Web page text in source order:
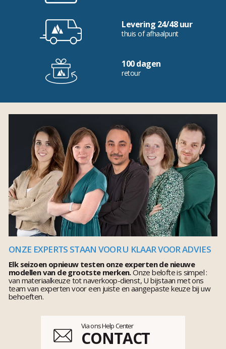
Levering 24/48 uur
thuis of afhaalpunt
100 dagen
retour
ONZE EXPERTS STAAN VOOR U KLAAR VOOR ADVIES
Elk seizoen opnieuw testen onze experten de nieuwe
modellen van de grootste merken.Onze belofte is simpel :
van materiaalkeuze tot naverkoop-dienst, U bijstaan met ons
team van experten voor een juiste en aangepaste keuze bij uw
behoeften.
Via ons Help Center
CONTACT